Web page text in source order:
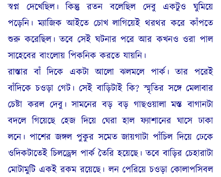
স্বপ্ন দেখেছিল। কিন্তু রতন বলেছিল দেবু একটুও ঘুমিয়ে
পড়েনি। ম্যাজিক আইতে চোখ লাগিয়েই থরথর করে কাঁপতে
শুরু করেছিল। তবে সেই ঘটনার পরে আর কখনও ওরা পাল
সাহেবের বাংলোয় পিকনিক করতে যায়নি।
রাস্তার বাঁ দিকে একটা আলো ঝলমলে পার্ক। তার পরেই
বাঁদিকে চওড়া গেট। সেই বাড়িটাই কি? স্মৃতির সঙ্গে মেলাবার
চেষ্টা করল দেবু। সামনের বড় বড় গাছওয়ালা মস্ত বাগানটা
বদলে গিয়েছে হেজ দিয়ে ঘেরা হাল ফ্যাশানের ঘাসে ঢাকা
লনে। পাশের জঙ্গল পুকুর সমেত জায়গাটা পাঁচিল দিয়ে ঢেকে
ওদিকটাতেই চিলড্রেন্স পার্ক তৈরি হয়েছে। তবে বাড়ির চেহারাটা
মোটামুটি একই রকম রয়েছে। লন পেরিয়ে চওড়া কোলাপসিবল